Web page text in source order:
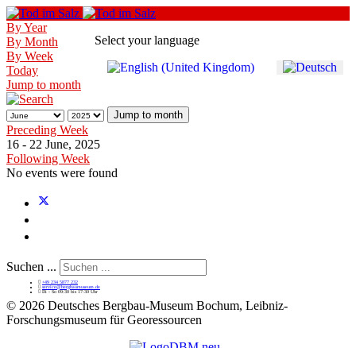
Select your language
By Year
By Month
By Week
Today
Jump to month
Jump to month
Preceding Week
16 - 22 June, 2025
Following Week
No events were found
Suchen ...
+49 234 5877 232
service@bergbaumuseum.de
Di - So 09:30 bis 17:30 Uhr
© 2026 Deutsches Bergbau-Museum Bochum, Leibniz-
Forschungsmuseum für Georessourcen